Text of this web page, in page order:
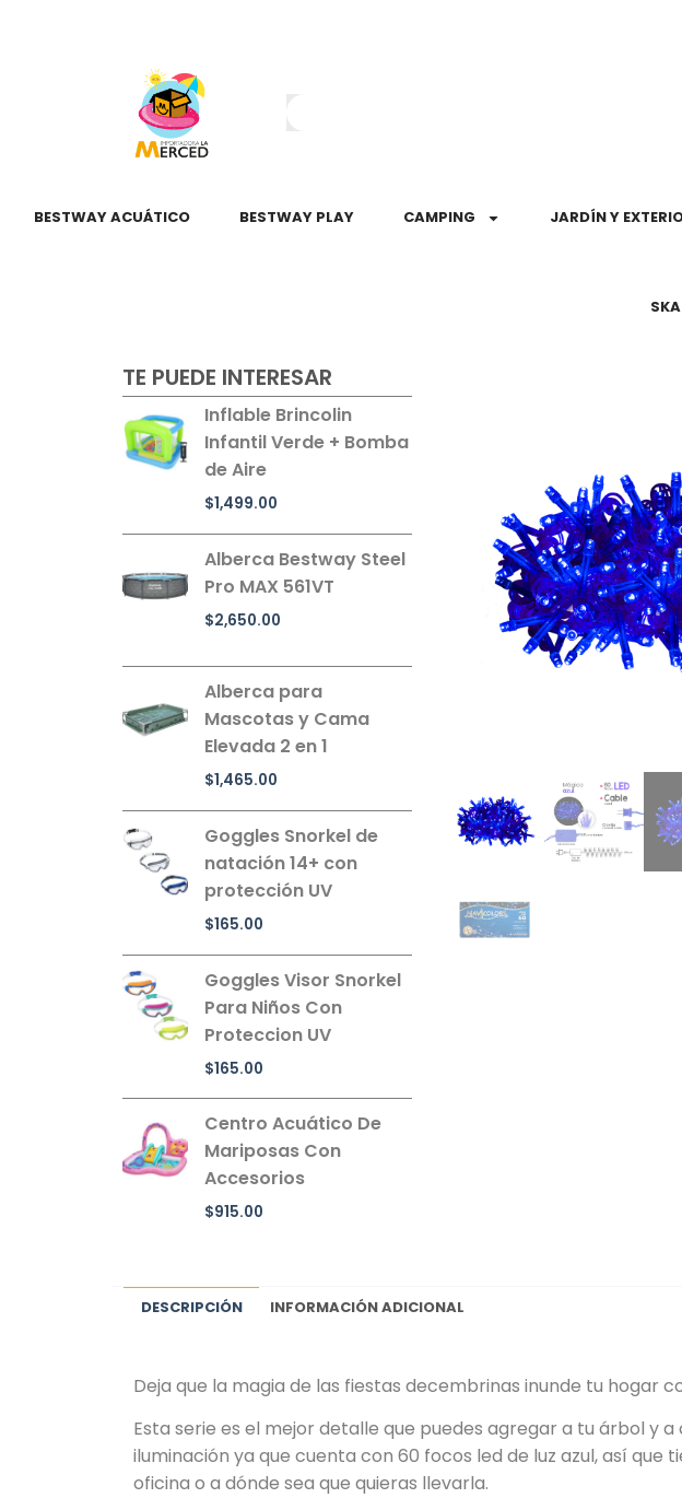
BESTWAY ACUÁTICO BESTWAY PLAY CAMPING JARDÍN Y
TE PUEDE INTERESAR
Inflable Brincolin
Infantil Verde + Bomba
de Aire
$1,499.00
Alberca Bestway Steel
Pro MAX 561VT
$2,650.00
Alberca para
Mascotas y Cama
Elevada 2 en 1
$1,465.00
Goggles Snorkel de
natación 14+ con
protección UV
$165.00
Goggles Visor Snorkel
Para Niños Con
Proteccion UV
$165.00
Centro Acuático De
Mariposas Con
Accesorios
$915.00
DESCRIPCIÓN INFORMACIÓN ADICIONAL
Deja que la magia de las fiestas decembrinas inunde tu hogar
Esta serie es el mejor detalle que puedes agregar a tu árbol y
iluminación ya que cuenta con 60 focos led de luz azul, así
oficina o a dónde sea que quieras llevarla.